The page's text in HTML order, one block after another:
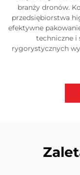
branży dronów.
przedsiębiorstwa
efektywne
techniczne i
rygorystycznych